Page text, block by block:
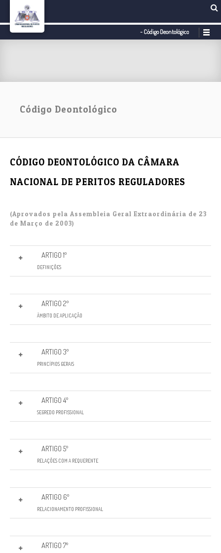
- Código Deontológico
Código Deontológico
CÓDIGO DEONTOLÓGICO DA CÂMARA
NACIONAL DE PERITOS REGULADORES
(Aprovados pela Assembleia Geral Extraordinária de 23
de Março de 2003)
ARTIGO 1º
DEFINIÇÕES
ARTIGO 2º
ÂMBITO DE APLICAÇÃO
ARTIGO 3º
PRINCÍPIOS GERAIS
ARTIGO 4º
SEGREDO PROFISSIONAL
ARTIGO 5º
RELAÇÕES COM A REQUERENTE
ARTIGO 6º
RELACIONAMENTO PROFISSIONAL
ARTIGO 7º